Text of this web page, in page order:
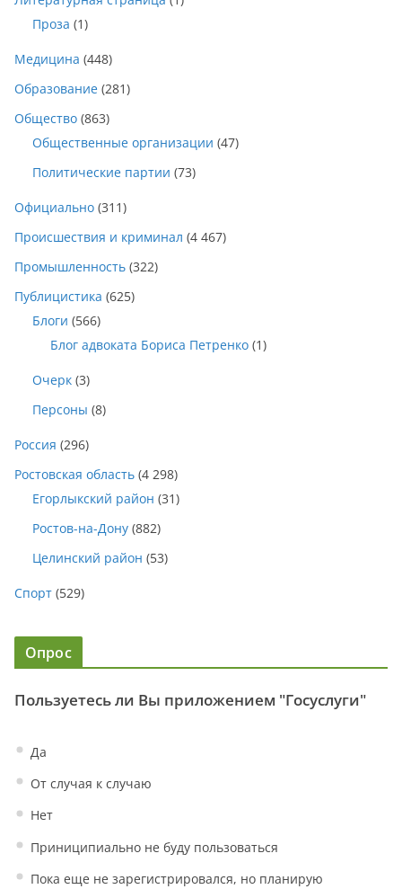
Проза (1)
Медицина (448)
Образование (281)
Общество (863)
Общественные организации (47)
Политические партии (73)
Официально (311)
Происшествия и криминал (4 467)
Промышленность (322)
Публицистика (625)
Блоги (566)
Блог адвоката Бориса Петренко (1)
Очерк (3)
Персоны (8)
Россия (296)
Ростовская область (4 298)
Егорлыкский район (31)
Ростов-на-Дону (882)
Целинский район (53)
Спорт (529)
Опрос
Пользуетесь ли Вы приложением "Госуслуги"
Да
От случая к случаю
Нет
Приниципиально не буду пользоваться
Пока еще не зарегистрировался, но планирую